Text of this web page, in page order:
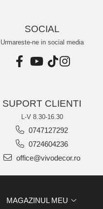
SOCIAL
Urmareste-ne in social media
SUPORT CLIENTI
L-V 8.30-16.30
0747127292
0724604236
office@vivodecor.ro
MAGAZINUL MEU